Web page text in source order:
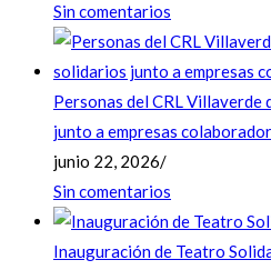
Sin comentarios
Personas del CRL
junto a empresas
junio 22, 2026/
Sin comentarios
Inauguración de Teatro